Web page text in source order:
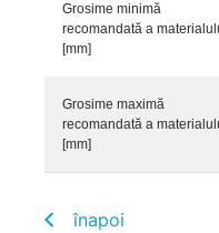
Grosime minimă
recomandată a
[mm]
Grosime maximă
recomandată a
[mm]
înapoi